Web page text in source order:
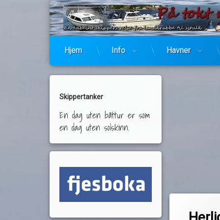
Hjem Info Havner
Skippertanker
En dag uten båttur er som
en dag uten solskinn.